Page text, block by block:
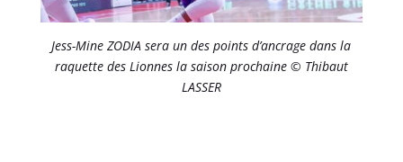
Jess-Mine ZODIA sera un des points d’ancrage dans la
raquette des Lionnes la saison prochaine © Thibaut
LASSER